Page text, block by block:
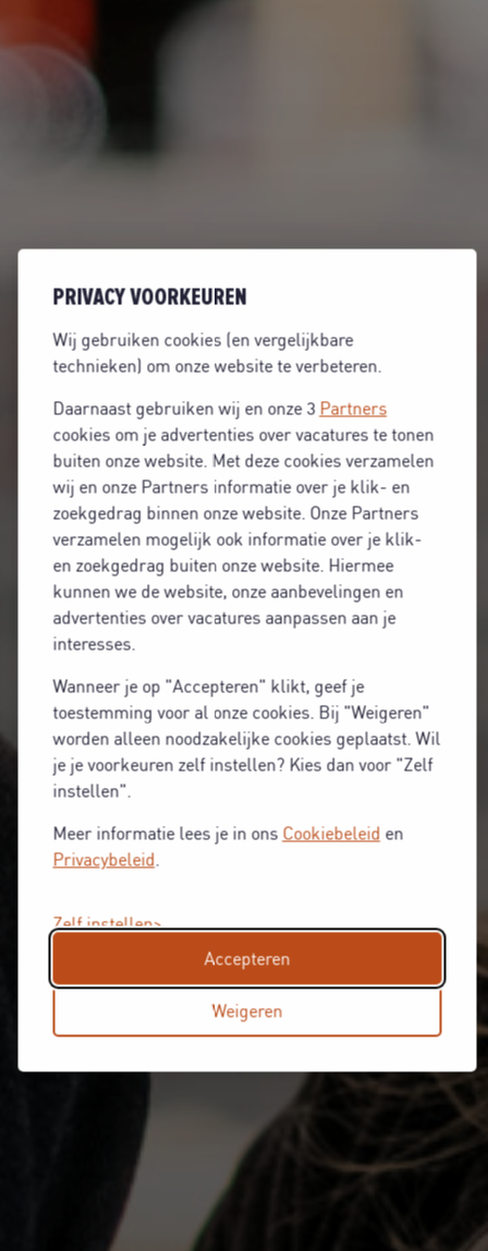
PRIVACY VOORKEUREN
Wij gebruiken cookies (en vergelijkbare
technieken) om onze website te verbeteren.
Daarnaast gebruiken wij en onze 3 Partners
cookies om je advertenties over vacatures te tonen
buiten onze website. Met deze cookies verzamelen
wij en onze Partners informatie over je klik- en
zoekgedrag binnen onze website. Onze Partners
verzamelen mogelijk ook informatie over je klik-
en zoekgedrag buiten onze website. Hiermee
kunnen we de website, onze aanbevelingen en
advertenties over vacatures aanpassen aan je
interesses.
Wanneer je op "Accepteren" klikt, geef je
toestemming voor al onze cookies. Bij "Weigeren"
worden alleen noodzakelijke cookies geplaatst. Wil
je je voorkeuren zelf instellen? Kies dan voor "Zelf
instellen".
Meer informatie lees je in ons Cookiebeleid en
Privacybeleid.
Zelf instellen
Weigeren
Accepteren